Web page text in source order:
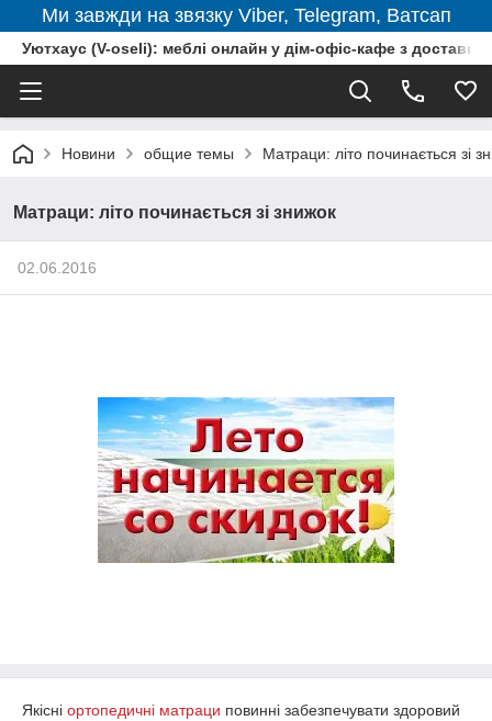
Ми завжди на звязку Viber, Telegram, Ватсап
Уютхаус (V-oseli): меблі онлайн у дім-офіс-кафе з
Новини общие темы Матраци: літо починається зі
Матраци: літо починається зі знижок
02.06.2016
Якісні ортопедичні матраци повинні забезпечувати здоровий